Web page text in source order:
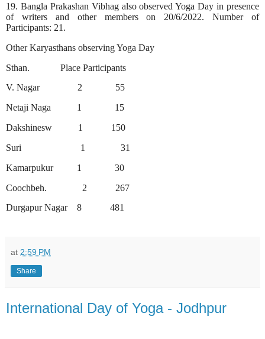
19. Bangla Prakashan Vibhag also observed Yoga Day in presence
of writers and other members on 20/6/2022. Number of
Participants: 21.
Other Karyasthans observing Yoga Day
Sthan.
Place Participants
V. Nagar
2
55
Netaji Naga
1
15
Dakshinesw
1
150
Suri
1
31
Kamarpukur
1
30
Coochbeh.
2
267
Durgapur Nagar
8 481
at 2:59 PM
Share
International Day of Yoga - Jodhpur